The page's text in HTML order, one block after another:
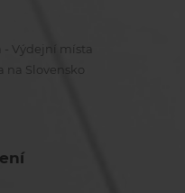
- Výdejní místa
na Slovensko